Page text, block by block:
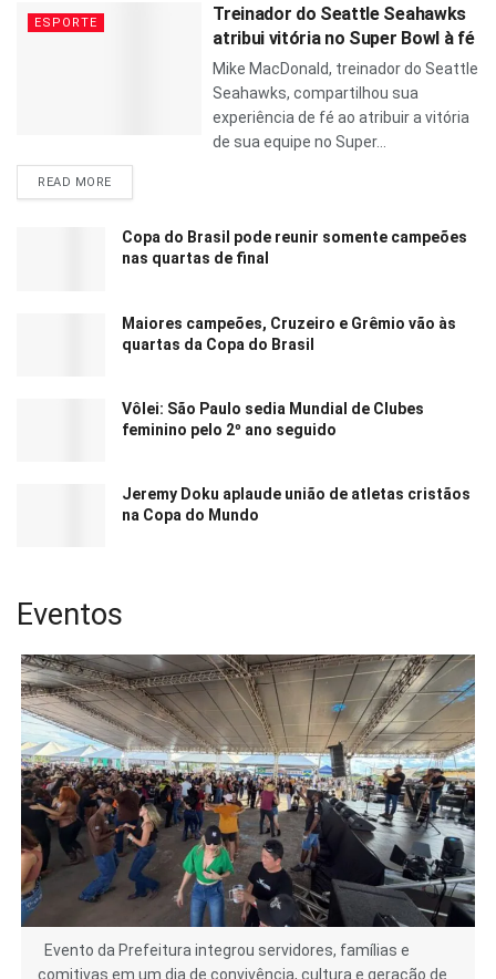
ESPORTE
Treinador do Seattle Seahawks
atribui vitória no Super Bowl à fé
Mike MacDonald, treinador do Seattle
Seahawks, compartilhou sua
experiência de fé ao atribuir a vitória
de sua equipe no Super...
READ MORE
Copa do Brasil pode reunir somente campeões
nas quartas de final
Maiores campeões, Cruzeiro e Grêmio vão às
quartas da Copa do Brasil
Vôlei: São Paulo sedia Mundial de Clubes
feminino pelo 2º ano seguido
Jeremy Doku aplaude união de atletas cristãos
na Copa do Mundo
Eventos
Evento da Prefeitura integrou servidores, famílias e
comitivas em um dia de convivência, cultura e geração de